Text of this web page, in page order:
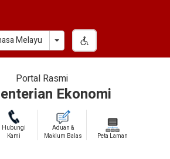
Melayu Toggle Dropdown
Portal Rasmi
Ekonomi
Hubungi
Kami
Aduan &
Maklum Balas
Peta Laman